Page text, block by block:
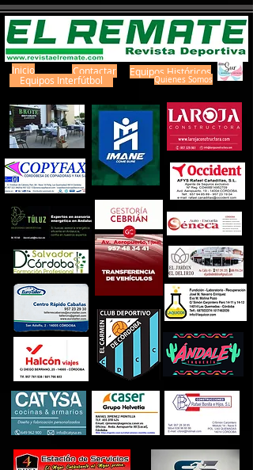
Inicio Contactar
Equipos Interfútbol
Equipos Históricos
Quienes Somos